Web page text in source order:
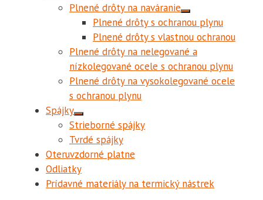
Plnené drôty na naváranie
Plnené drôty s ochranou plynu
Plnené drôty s vlastnou ochranou
Plnené drôty na nelegované a
nízkolegované ocele s ochranou plynu
Plnené drôty na vysokolegované ocele
s ochranou plynu
Spájky
Strieborné spájky
Tvrdé spájky
Oteruvzdorné platne
Odliatky
Prídavné materiály na termický nástrek